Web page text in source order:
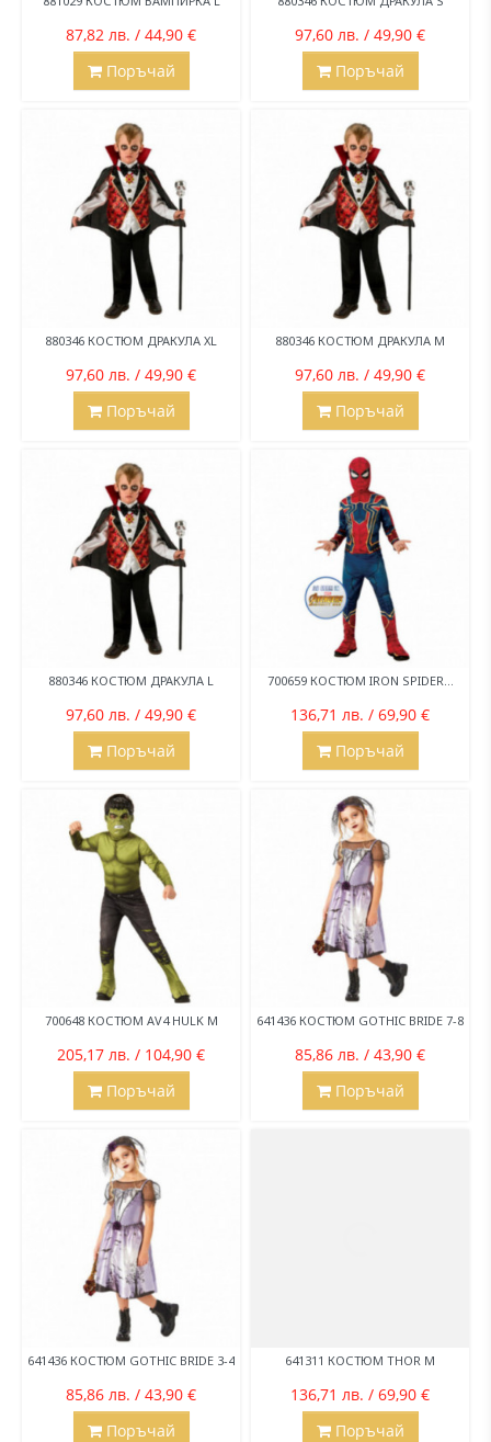
87,82 лв. / 44,90 €
Поръчай
97,60 лв. / 49,90 €
Поръчай
880346 КОСТЮМ ДРАКУЛА XL
97,60 лв. / 49,90 €
Поръчай
880346 КОСТЮМ ДРАКУЛА M
97,60 лв. / 49,90 €
Поръчай
880346 КОСТЮМ ДРАКУЛА L
97,60 лв. / 49,90 €
Поръчай
700659 КОСТЮМ IRON SPIDER...
136,71 лв. / 69,90 €
Поръчай
700648 КОСТЮМ AV4 HULK M
205,17 лв. / 104,90 €
Поръчай
641436 КОСТЮМ GOTHIC BRIDE 7-8
85,86 лв. / 43,90 €
Поръчай
641436 КОСТЮМ GOTHIC BRIDE 3-4
85,86 лв. / 43,90 €
Поръчай
641311 КОСТЮМ THOR M
136,71 лв. / 69,90 €
Поръчай